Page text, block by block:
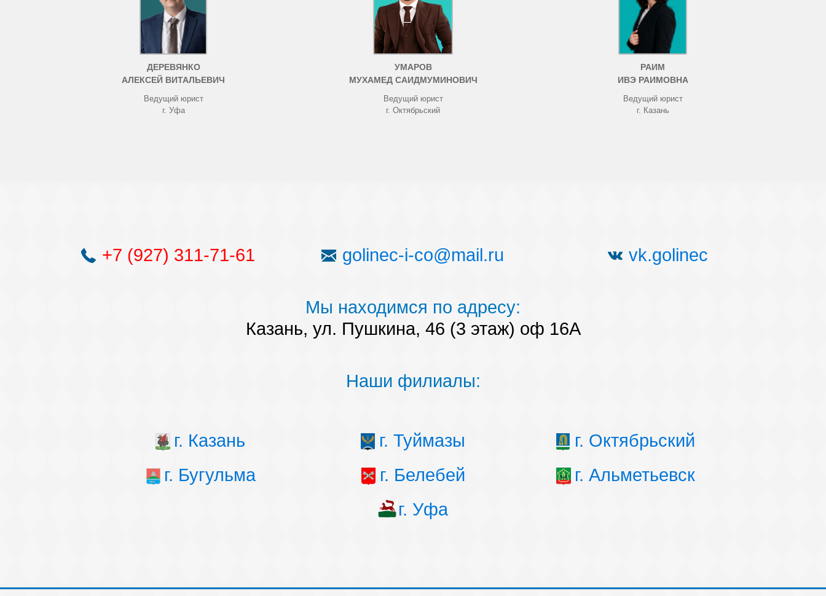
ДЕРЕВЯНКО
АЛЕКСЕЙ ВИТАЛЬЕВИЧ
Ведущий юрист
г. Уфа
УМАРОВ
МУХАМЕД САИДМУМИНОВИЧ
Ведущий юрист
г. Октябрьский
РАИМ
ИВЭ РАИМОВНА
Ведущий юрист
г. Казань
+7 (927) 311-71-61 golinec-i-co@mail.ru vk.golinec
Мы находимся по адресу:
Казань, ул. Пушкина, 46 (3 этаж) оф 16А
Наши филиалы:
г. Казань г. Туймазы
г. Октябрьский
г. Бугульма
г. Белебей
г. Альметьевск
г. Уфа